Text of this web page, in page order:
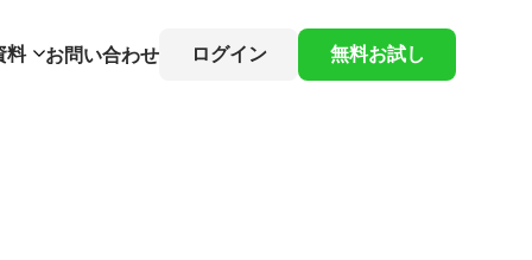
料 お問い合わせ ログイン 無料お試し